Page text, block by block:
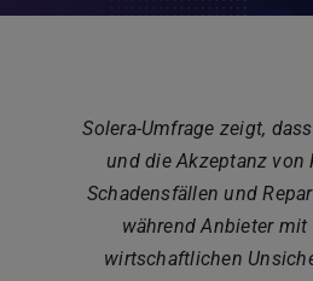
Solera-Umfrage zeigt,
und die Akzeptanz von
Schadensfällen und
während Anbieter mit
wirtschaftlichen